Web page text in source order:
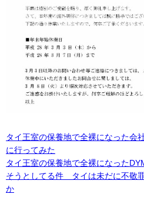
タイ王室の保養地で全裸になった
に行ってみた
タイ王室の保養地で全裸になった
そうとしてる件 タイは未だに不敬
か